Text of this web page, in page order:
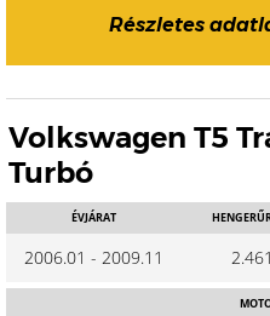
Részletes
Volkswagen T5
Turbó
ÉVJÁRAT
2006.01 - 2009.11